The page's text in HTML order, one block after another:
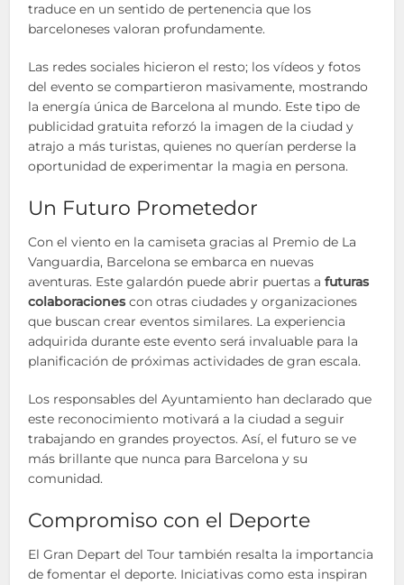
traduce en un sentido de pertenencia que los
barceloneses valoran profundamente.
Las redes sociales hicieron el resto; los vídeos y fotos
del evento se compartieron masivamente, mostrando
la energía única de Barcelona al mundo. Este tipo de
publicidad gratuita reforzó la imagen de la ciudad y
atrajo a más turistas, quienes no querían perderse la
oportunidad de experimentar la magia en persona.
Un Futuro Prometedor
Con el viento en la camiseta gracias al Premio de La
Vanguardia, Barcelona se embarca en nuevas
aventuras. Este galardón puede abrir puertas afuturas
colaboracionescon otras ciudades y organizaciones
que buscan crear eventos similares. La experiencia
adquirida durante este evento será invaluable para la
planificación de próximas actividades de gran escala.
Los responsables del Ayuntamiento han declarado que
este reconocimiento motivará a la ciudad a seguir
trabajando en grandes proyectos. Así, el futuro se ve
más brillante que nunca para Barcelona y su
comunidad.
Compromiso con el Deporte
El Gran Depart del Tour también resalta la importancia
de fomentar el deporte. Iniciativas como esta inspiran